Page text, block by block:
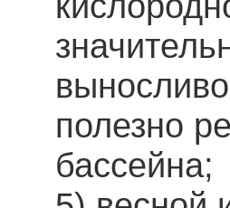
полезно
бассейна;